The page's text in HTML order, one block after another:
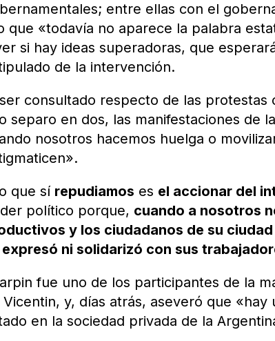
entre ellas con el
que «todavía no aparece la palabra
si hay ideas superadoras, que
de la intervención.
consultado respecto de las
separo en dos, las manifestaciones de
nosotros hacemos huelga o
que sí repudiamos es el accionar del
político porque, cuando a nosotros
y los ciudadanos de su
expresó ni solidarizó con sus
fue uno de los participantes de la
Vicentin, y, días atrás, aseveró que
en la sociedad privada de la